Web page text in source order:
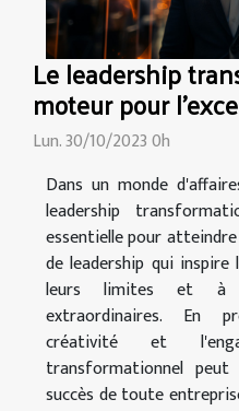
Le leadership
moteur pour
Lun. 30/10/2023 0h
Dans un monde
leadership
essentielle pour
de leadership qui
leurs limites et à
extraordinaires. En
créativité et
transformationnel
succès de toute